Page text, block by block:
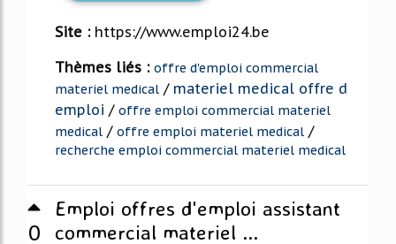
Site : https://www.emploi24.be
Thèmes liés : offre d'emploi commercial
materiel medical / materiel medical offre d
emploi / offre emploi commercial materiel
medical / offre emploi materiel medical /
recherche emploi commercial materiel medical
0
Emploi offres d'emploi assistant
commercial materiel ...